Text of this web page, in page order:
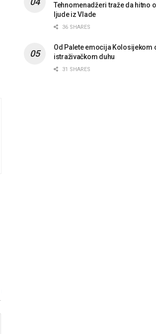
Tehnomenadžeri traže da hitno
ljude iz Vlade
36 SHARES
Od Palete emocija Kolosijekom
istraživačkom duhu
31 SHARES